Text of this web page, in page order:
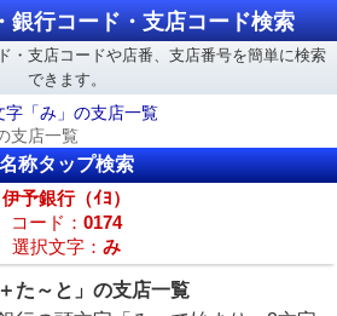
銀行コード・支店コード検索
・支店コードや店番、支店番号を簡単に検索
できます。
字「み」の支店一覧
支店一覧
名称タップ検索
伊予銀行（ｲﾖ）
コード： 0174
選択文字： み
た～と」の支店一覧